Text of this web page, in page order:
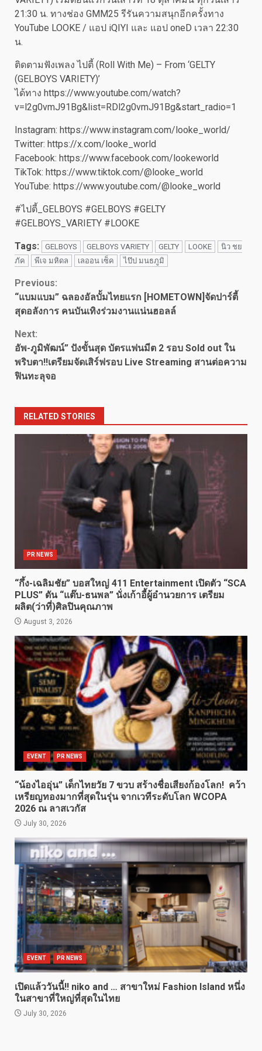
21:30 น. ทางช่อง GMM25 รีรันความสนุกอีกครั้งทาง
YouTube LOOKE / แอป iQIYI และ แอป oneD เวลา 22:30
น.
ติดตามฟังเพลง ไปตี้ (Roll With Me) – From ‘GELTY
(GELBOYS VARIETY)’
ได้ทาง https://www.youtube.com/watch?
v=l2g0vmJ91Bg&list=RDl2g0vmJ91Bg&start_radio=1
Instagram: https://www.instagram.com/looke_world/
Twitter: https://x.com/looke_world
Facebook: https://www.facebook.com/lookeworld
TikTok: https://www.tiktok.com/@looke_world
YouTube: https://www.youtube.com/@looke_world
#ไปตี้_GELBOYS #GELBOYS #GELTY
#GELBOYS_VARIETY #LOOKE
Tags: GELBOYS GELBOYS VARIETY GELTY LOOKE
นิว ชย
ภัค
พีเจ มหิดล เลออน เซ็ค ไป๊ป มนธภูมิ
Continue
Reading
Previous:
“แบมแบม” ฉลองอัลบั้มไทยแรก [HOMETOWN]จัดปาร์ตี้
สุดอลังการ คนบันเทิงร่วมงานแน่นฮอลล์
Next:
อัพ-ภูมิพัฒน์” ปังขั้นสุด บัตรแฟนมีต 2 รอบ Sold out ใน
พริบตา!!เตรียมจัดเสิร์ฟรอบ Live Streaming สานต่อความ
ฟินทะลุจอ
RELATED STORIES
PR NEWS
“กึ้ง-เฉลิมชัย” บอสใหญ่ 411 Entertainment เปิดตัว “SCA
PLUS” ดัน “แต๊บ-ธนพล” นั่งเก้าอี้ผู้อำนวยการ เตรียม
ผลิต(ว่าที่)ศิลปินคุณภาพ
August 3, 2026
EVENT PR NEWS
“น้องไออุ่น” เด็กไทยวัย 7 ขวบ สร้างชื่อเสียงก้องโลก! คว้า
เหรียญทองมากที่สุดในรุ่น จากเวทีระดับโลก WCOPA
2026 ณ ลาสเวกัส
July 30, 2026
EVENT PR NEWS
เปิดแล้ววันนี้!! niko and … สาขาใหม่ Fashion Island หนึ่ง
ในสาขาที่ใหญ่ที่สุดในไทย
July 30, 2026